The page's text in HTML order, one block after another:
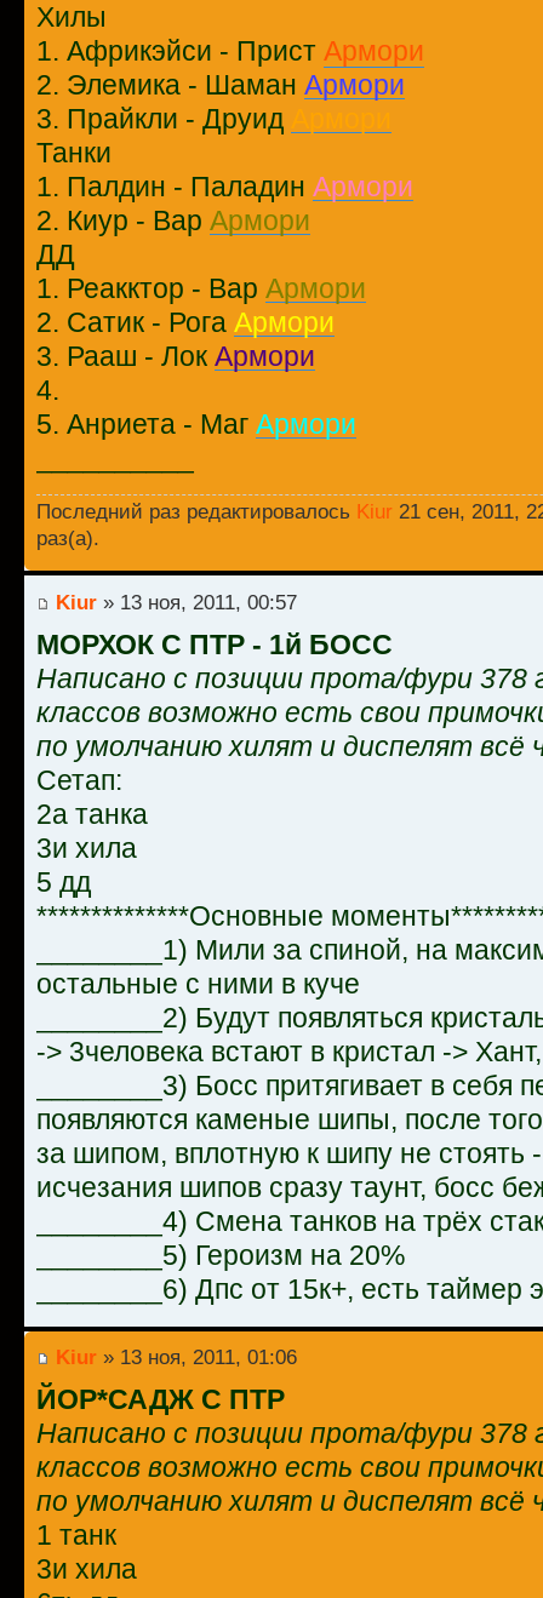
Хилы
1. Африкэйси - Прист Армори
2. Элемика - Шаман Армори
3. Прайкли - Друид
Танки
1. Палдин - Паладин Армори
2. Киур - Вар Армори
ДД
1. Реакктор - Вар Армори
2. Сатик - Рога Армори
3. Рааш - Лок Армори
4.
5. Анриета - Маг Армори
Последний раз редактировалось Kiur 21 сен, 2011,
раз(а).
Kiur » 13 ноя, 2011, 00:57
МОРХОК С ПТР - 1й БОСС
Написано с позиции прота/фури 378
классов возможно есть свои
по умолчанию хилят и диспелят всё
Сетап:
2а танка
3и хила
5 дд
**************Основные
________1) Мили за спиной, на
остальные с ними в куче
________2) Будут появляться
-> 3человека встают в кристал ->
________3) Босс притягивает в себя
появляются каменые шипы, после
за шипом, вплотную к шипу не стоять
исчезания шипов сразу таунт, босс
________4) Смена танков на трёх
________5) Героизм на 20%
________6) Дпс от 15к+, есть таймер
Kiur » 13 ноя, 2011, 01:06
ЙОР*САДЖ С ПТР
Написано с позиции прота/фури 378
классов возможно есть свои
по умолчанию хилят и диспелят всё
1 танк
3и хила